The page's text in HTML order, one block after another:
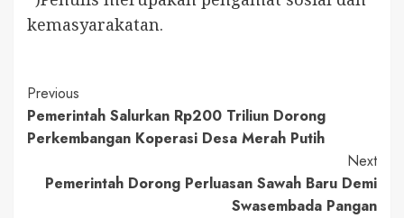
kemasyarakatan.
Continue
Reading
Previous
Pemerintah Salurkan Rp200 Triliun Dorong
Perkembangan Koperasi Desa Merah Putih
Next
Pemerintah Dorong Perluasan Sawah Baru Demi
Swasembada Pangan